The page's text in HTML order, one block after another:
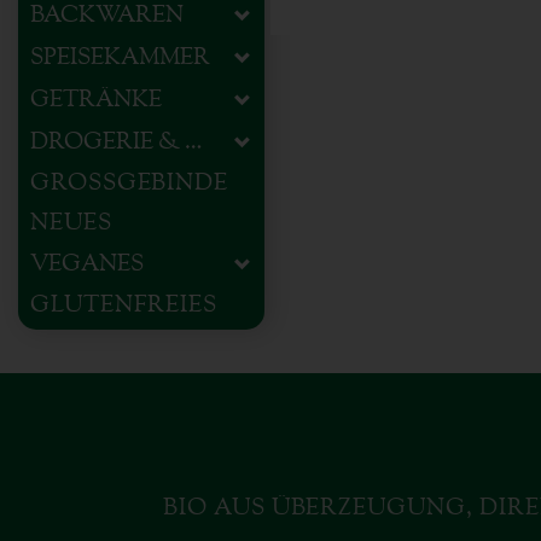
BACKWAREN
SPEISEKAMMER
GETRÄNKE
DROGERIE & HAUSHALT
GROSSGEBINDE
NEUES
VEGANES
GLUTENFREIES
BIO AUS ÜBERZEUGUNG,